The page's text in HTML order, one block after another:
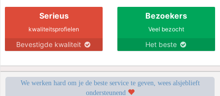
Serieus
kwaliteitsprofielen
Bevestigde kwaliteit
Bezoekers
Veel bezocht
Het beste
We werken hard om je de beste service te geven, wees alsjeblieft
ondersteunend